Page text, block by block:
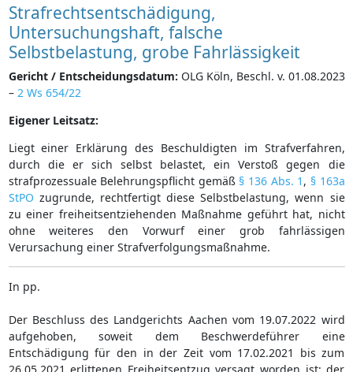
Strafrechtsentschädigung,
Untersuchungshaft, falsche
Selbstbelastung, grobe Fahrlässigkeit
Gericht / Entscheidungsdatum: OLG Köln, Beschl. v. 01.08.2023
– 2 Ws 654/22
Eigener Leitsatz:
Liegt einer Erklärung des Beschuldigten im Strafverfahren,
durch die er sich selbst belastet, ein Verstoß gegen die
strafprozessuale Belehrungspflicht gemäß § 136 Abs. 1 , § 163a
StPO zugrunde, rechtfertigt diese Selbstbelastung, wenn sie
zu einer freiheitsentziehenden Maßnahme geführt hat, nicht
ohne weiteres den Vorwurf einer grob fahrlässigen
Verursachung einer Strafverfolgungsmaßnahme.
In pp.
Der Beschluss des Landgerichts Aachen vom 19.07.2022 wird
aufgehoben, soweit dem Beschwerdeführer eine
Entschädigung für den in der Zeit vom 17.02.2021 bis zum
26.05.2021 erlittenen Freiheitsentzug versagt worden ist; der